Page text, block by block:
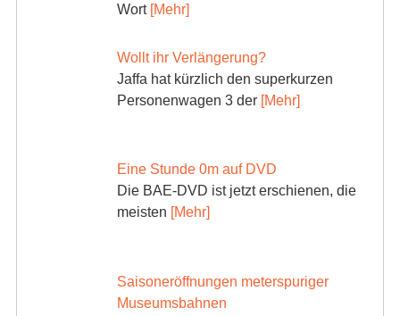
Wort [Mehr]
Wollt ihr Verlängerung?
Jaffa hat kürzlich den superkurzen
Personenwagen 3 der [Mehr]
Eine Stunde 0m auf DVD
Die BAE-DVD ist jetzt erschienen, die
meisten [Mehr]
Saisoneröffnungen meterspuriger
Museumsbahnen